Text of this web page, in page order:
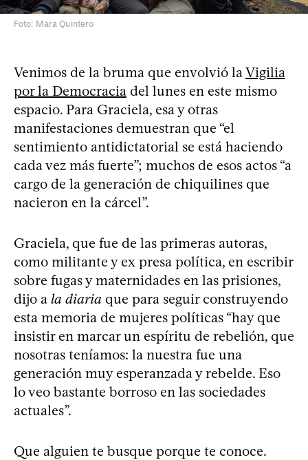
Foto: Mara Quintero
Venimos de la bruma que envolvió laVigilia
por la Democracia del lunes en este mismo
espacio. Para Graciela, esa y otras
manifestaciones demuestran que “el
sentimiento antidictatorial se está haciendo
cada vez más fuerte”; muchos de esos actos “a
cargo de la generación de chiquilines que
nacieron en la cárcel”.
Graciela, que fue de las primeras autoras,
como militante y ex presa política, en escribir
sobre fugas y maternidades en las prisiones,
dijo a la diaria que para seguir construyendo
esta memoria de mujeres políticas “hay que
insistir en marcar un espíritu de rebelión, que
nosotras teníamos: la nuestra fue una
generación muy esperanzada y rebelde. Eso
lo veo bastante borroso en las sociedades
actuales”.
Que alguien te busque porque te conoce.